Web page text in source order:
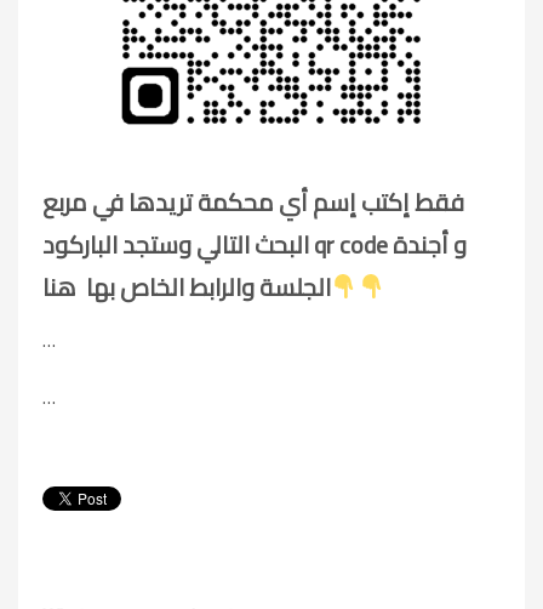
فقط إكتب إسم أي محكمة تريدها في مربع
البحث التالي وستجد الباركود qr code و أجندة
الجلسة والرابط الخاص بها هنا
…
…